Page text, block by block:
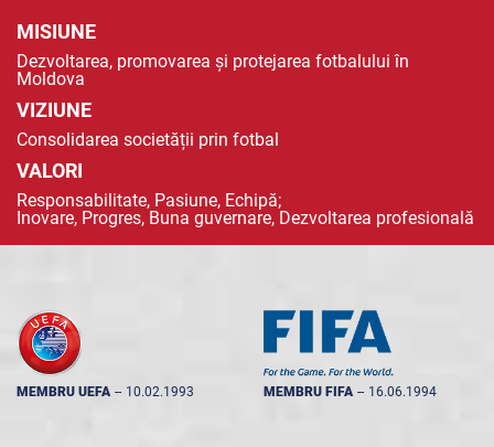
MISIUNE
Dezvoltarea, promovarea și protejarea fotbalului în
Moldova
VIZIUNE
Consolidarea societății prin fotbal
VALORI
Responsabilitate, Pasiune, Echipă;
Inovare, Progres, Buna guvernare, Dezvoltarea profesională
MEMBRU UEFA -- 10.02.1993 MEMBRU FIFA -- 16.06.1994